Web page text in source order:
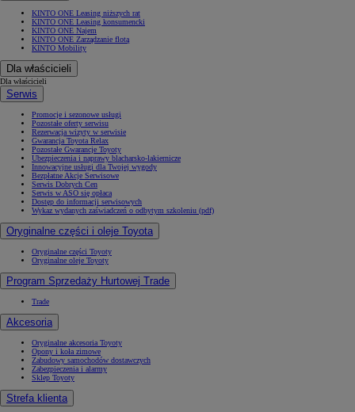
KINTO ONE Leasing niższych rat
KINTO ONE Leasing konsumencki
KINTO ONE Najem
KINTO ONE Zarządzanie flotą
KINTO Mobility
Dla właścicieli
Dla właścicieli
Serwis
Promocje i sezonowe usługi
Pozostałe oferty serwisu
Rezerwacja wizyty w serwisie
Gwarancja Toyota Relax
Pozostałe Gwarancje Toyoty
Ubezpieczenia i naprawy blacharsko-lakiernicze
Innowacyjne usługi dla Twojej wygody
Bezpłatne Akcje Serwisowe
Serwis Dobrych Cen
Serwis w ASO się opłaca
Dostęp do informacji serwisowych
Wykaz wydanych zaświadczeń o odbytym szkoleniu (pdf)
Oryginalne części i oleje Toyota
Oryginalne części Toyoty
Oryginalne oleje Toyoty
Program Sprzedaży Hurtowej Trade
Trade
Akcesoria
Oryginalne akcesoria Toyoty
Opony i koła zimowe
Zabudowy samochodów dostawczych
Zabezpieczenia i alarmy
Sklep Toyoty
Strefa klienta